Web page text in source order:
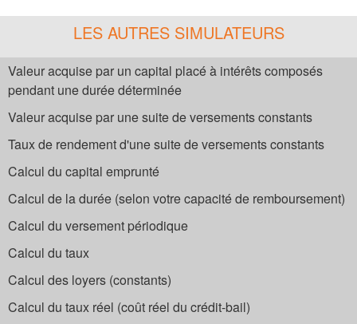
LES AUTRES SIMULATEURS
Valeur acquise par un capital placé à intérêts composés
pendant une durée déterminée
Valeur acquise par une suite de versements constants
Taux de rendement d'une suite de versements constants
Calcul du capital emprunté
Calcul de la durée (selon votre capacité de remboursement)
Calcul du versement périodique
Calcul du taux
Calcul des loyers (constants)
Calcul du taux réel (coût réel du crédit-bail)